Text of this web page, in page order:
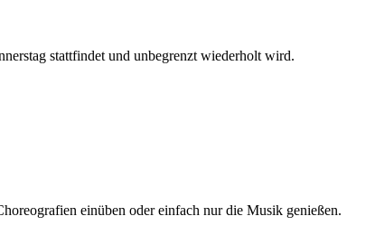
stattfindet und unbegrenzt wiederholt wird.
einüben oder einfach nur die Musik genießen.